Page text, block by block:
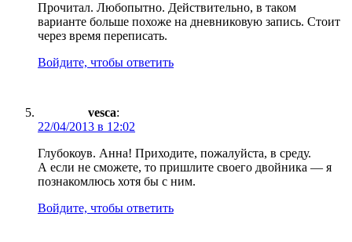
Прочитал. Любопытно. Действительно, в таком
варианте больше похоже на дневниковую запись. Стоит
через время переписать.
Войдите, чтобы ответить
vesca:
22/04/2013 в 12:02
Глубокоув. Анна! Приходите, пожалуйста, в среду.
А если не сможете, то пришлите своего двойника — я
познакомлюсь хотя бы с ним.
Войдите, чтобы ответить